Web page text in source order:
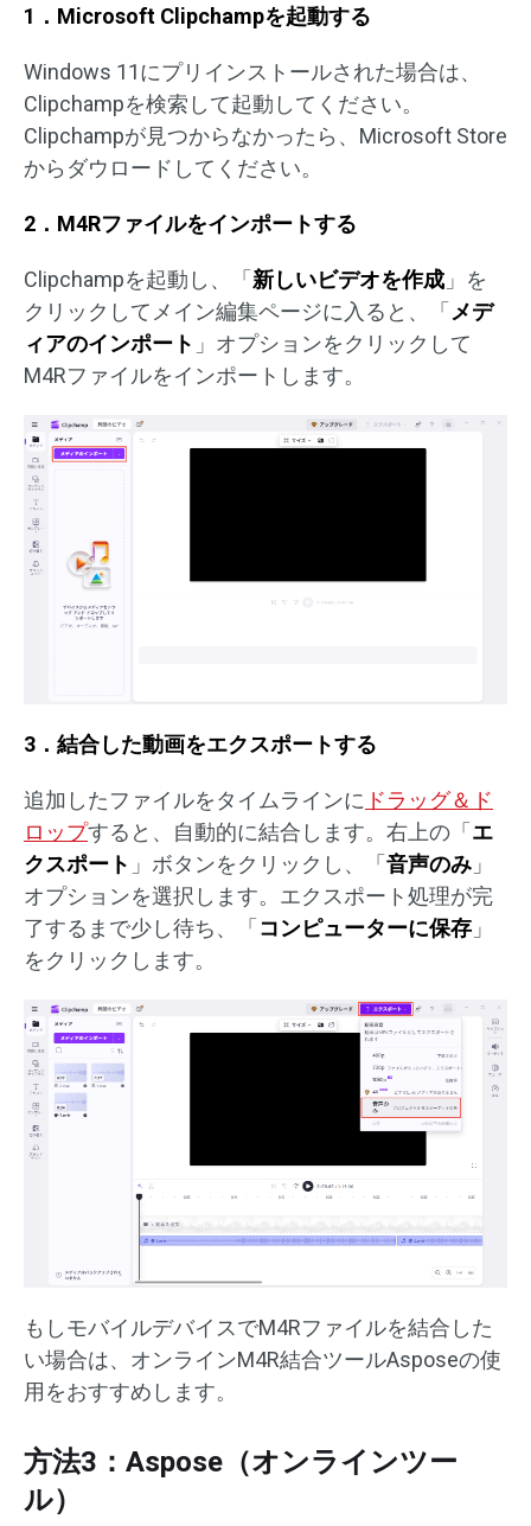
1．Microsoft Clipchampを起動する
Windows 11にプリインストールされた場合は、
Clipchampを検索して起動してください。
Clipchampが見つからなかったら、Microsoft Store
からダウロードしてください。
2．M4Rファイルをインポートする
Clipchampを起動し、「新しいビデオを作成 」を
クリックしてメイン編集ページに入ると、「メデ
ィアのインポート 」オプションをクリックして
M4Rファイルをインポートします。
3．結合した動画をエクスポートする
追加したファイルをタイムラインに ドラッグ＆ド
ロップすると、自動的に結合します。右上の「エ
クスポート 」ボタンをクリックし、「音声のみ 」
オプションを選択します。エクスポート処理が完
了するまで少し待ち、「コンピューターに保存 」
をクリックします。
もしモバイルデバイスでM4Rファイルを結合した
い場合は、オンラインM4R結合ツールAsposeの使
用をおすすめします。
方法3：Aspose（オンラインツー
ル）